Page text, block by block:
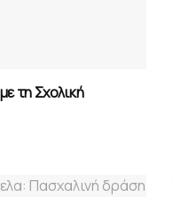
τη Σχολική